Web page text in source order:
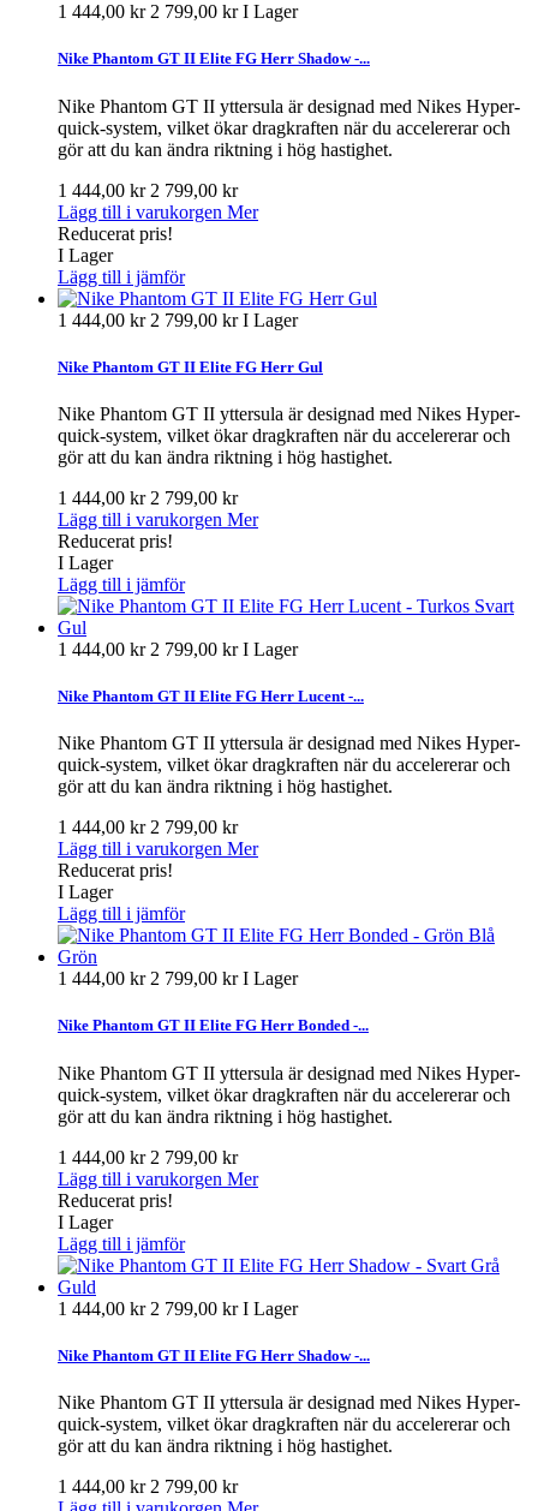
1 444,00 kr 2 799,00 krI Lager
Nike Phantom GT II Elite FG Herr Shadow -...
Nike Phantom GT II yttersula är designad med Nikes Hyper-
quick-system, vilket ökar dragkraften när du accelererar och
gör att du kan ändra riktning i hög hastighet.
1 444,00 kr 2 799,00 kr
Lägg till i varukorgen Mer
Reducerat pris!
I Lager
Lägg till i jämför
1 444,00 kr 2 799,00 krI Lager
Nike Phantom GT II Elite FG Herr Gul
Nike Phantom GT II yttersula är designad med Nikes Hyper-
quick-system, vilket ökar dragkraften när du accelererar och
gör att du kan ändra riktning i hög hastighet.
1 444,00 kr 2 799,00 kr
Lägg till i varukorgen Mer
Reducerat pris!
I Lager
Lägg till i jämför
1 444,00 kr 2 799,00 krI Lager
Nike Phantom GT II Elite FG Herr Lucent -...
Nike Phantom GT II yttersula är designad med Nikes Hyper-
quick-system, vilket ökar dragkraften när du accelererar och
gör att du kan ändra riktning i hög hastighet.
1 444,00 kr 2 799,00 kr
Lägg till i varukorgen Mer
Reducerat pris!
I Lager
Lägg till i jämför
1 444,00 kr 2 799,00 krI Lager
Nike Phantom GT II Elite FG Herr Bonded -...
Nike Phantom GT II yttersula är designad med Nikes Hyper-
quick-system, vilket ökar dragkraften när du accelererar och
gör att du kan ändra riktning i hög hastighet.
1 444,00 kr 2 799,00 kr
Lägg till i varukorgen Mer
Reducerat pris!
I Lager
Lägg till i jämför
1 444,00 kr 2 799,00 krI Lager
Nike Phantom GT II Elite FG Herr Shadow -...
Nike Phantom GT II yttersula är designad med Nikes Hyper-
quick-system, vilket ökar dragkraften när du accelererar och
gör att du kan ändra riktning i hög hastighet.
1 444,00 kr 2 799,00 kr